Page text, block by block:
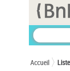
Accueil
Panneau de gestion des